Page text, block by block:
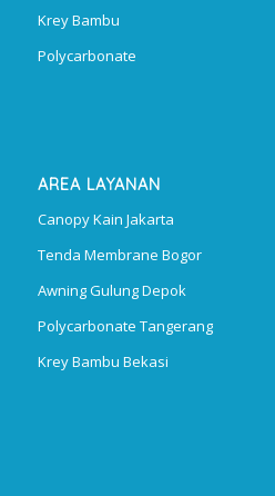
Krey Bambu
Polycarbonate
AREA LAYANAN
Canopy Kain Jakarta
Tenda Membrane Bogor
Awning Gulung Depok
Polycarbonate Tangerang
Krey Bambu Bekasi